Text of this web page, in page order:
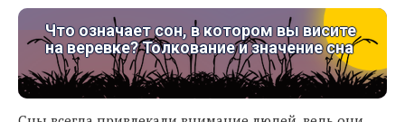
Что означает сон, в котором вы висите
на веревке? Толкование и значение сна